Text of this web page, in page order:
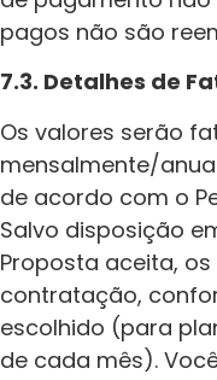
pagos não são
7.3. Detalhes de
Os valores serão
mensalmente/
de acordo com o
Salvo disposição
Proposta aceita,
contratação,
escolhido (para
de cada mês).